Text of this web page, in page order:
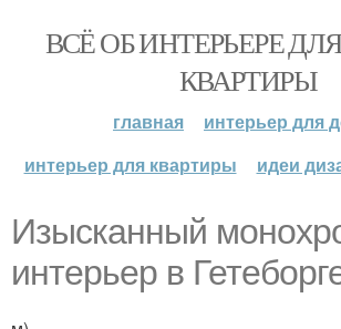
ВСЁ ОБ ИНТЕРЬЕРЕ
КВАРТИРЫ
главная
интерьер для
интерьер для квартиры
идеи
Изысканный
интерьер в